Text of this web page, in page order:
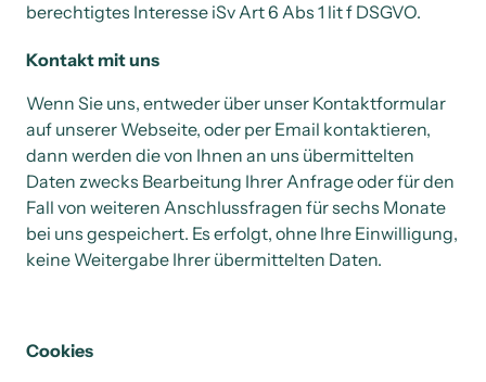
berechtigtes Interesse iSv Art 6 Abs 1 lit f DSGVO.
Kontakt mit uns
Wenn Sie uns, entweder über unser Kontaktformular
auf unserer Webseite, oder per Email kontaktieren,
dann werden die von Ihnen an uns übermittelten
Daten zwecks Bearbeitung Ihrer Anfrage oder für den
Fall von weiteren Anschlussfragen für sechs Monate
bei uns gespeichert. Es erfolgt, ohne Ihre Einwilligung,
keine Weitergabe Ihrer übermittelten Daten.
Cookies